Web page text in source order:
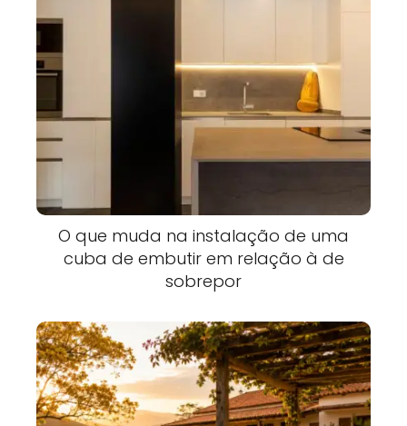
O que muda na instalação de uma
cuba de embutir em relação à de
sobrepor